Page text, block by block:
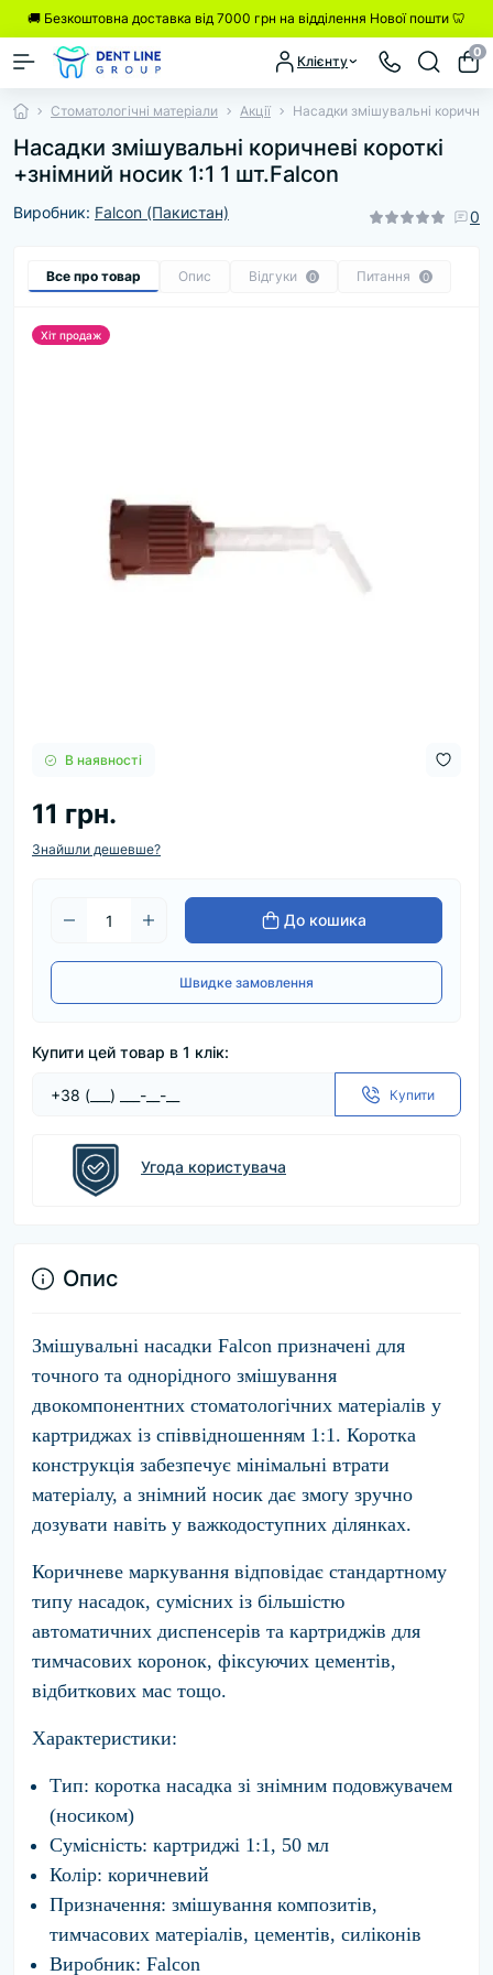
🚚 Безкоштовна доставка від 7000 грн на відділення Нової пошти 🦷
Клієнту
0
Стоматологічні матеріали Акції Насадки змішувальні
Насадки змішувальні коричневі короткі
+знімний носик 1:1 1 шт.Falcon
Виробник: Falcon (Пакистан) 0
Все про товар Опис Відгуки 0 Питання 0
Хіт продаж
В наявності
11 грн.
Знайшли дешевше?
До кошика
Швидке замовлення
Купити цей товар в 1 клік:
Купити
Угода користувача
Опис
Змішувальні насадки Falcon призначені для
точного та однорідного змішування
двокомпонентних стоматологічних матеріалів у
картриджах із співвідношенням 1:1. Коротка
конструкція забезпечує мінімальні втрати
матеріалу, а знімний носик дає змогу зручно
дозувати навіть у важкодоступних ділянках.
Коричневе маркування відповідає стандартному
типу насадок, сумісних із більшістю
автоматичних диспенсерів та картриджів для
тимчасових коронок, фіксуючих цементів,
відбиткових мас тощо.
Характеристики:
Тип: коротка насадка зі знімним подовжувачем
(носиком)
Сумісність: картриджі 1:1, 50 мл
Колір: коричневий
Призначення: змішування композитів,
тимчасових матеріалів, цементів, силіконів
Виробник: Falcon